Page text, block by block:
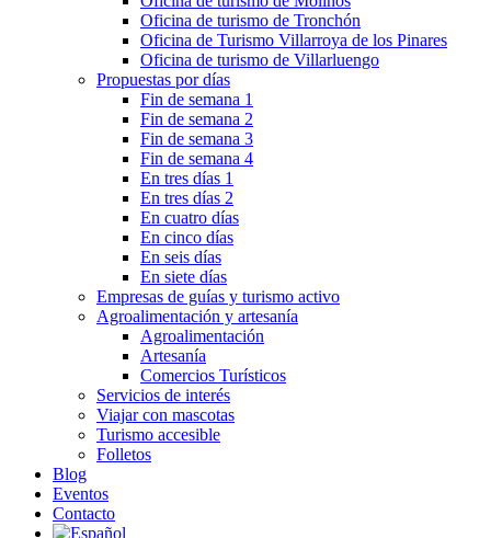
Oficina de turismo de Tronchón
Oficina de Turismo Villarroya de los Pinares
Oficina de turismo de Villarluengo
Propuestas por días
Fin de semana 1
Fin de semana 2
Fin de semana 3
Fin de semana 4
En tres días 1
En tres días 2
En cuatro días
En cinco días
En seis días
En siete días
Empresas de guías y turismo activo
Agroalimentación y artesanía
Agroalimentación
Artesanía
Comercios Turísticos
Servicios de interés
Viajar con mascotas
Turismo accesible
Folletos
Blog
Eventos
Contacto